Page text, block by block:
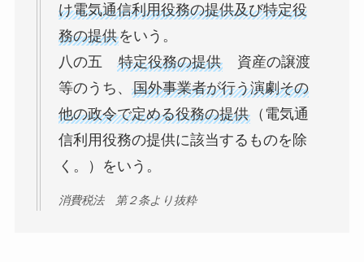
け電気通信利用役務の提供及び特定役
務の提供をいう。
八の五 特定役務の提供資産の譲渡
等のうち、 国外事業者が行う演劇その
他の政令で定める役務の提供（電気通
信利用役務の提供に該当するものを除
く。）をいう。
消費税法 第２条より抜粋